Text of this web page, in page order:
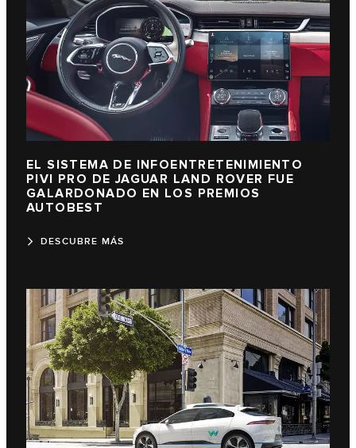
EL SISTEMA DE INFOENTRETENIMIENTO
PIVI PRO DE JAGUAR LAND ROVER FUE
GALARDONADO EN LOS PREMIOS
AUTOBEST
DESCUBRE MÁS